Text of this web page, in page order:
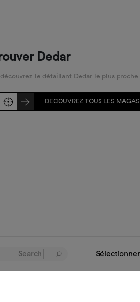
Dedar
le détaillant Dedar le plus proche
DÉCOUVREZ TOUS LES